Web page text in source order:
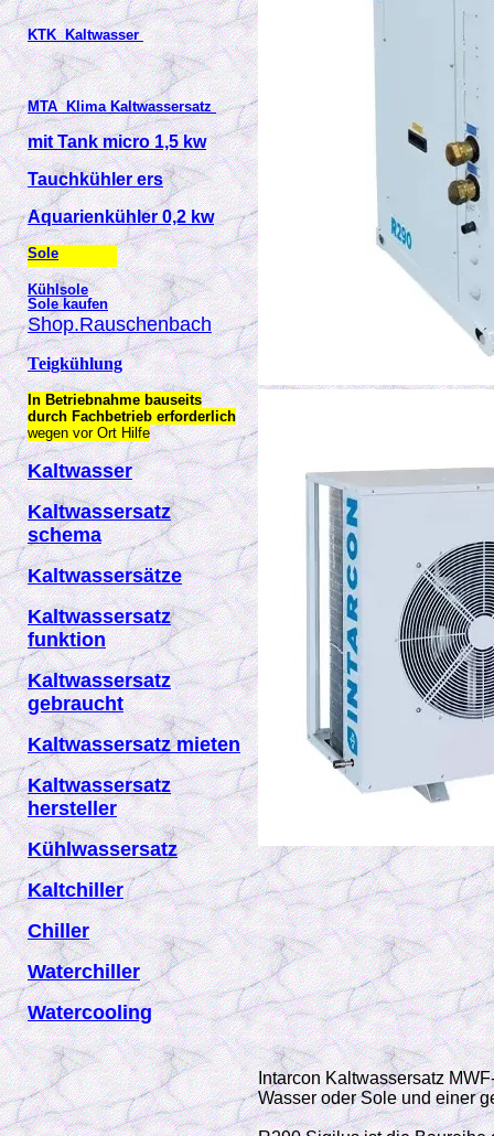
KTK Kaltwasser
MTA Klima Kaltwassersatz
mit Tank micro 1,5 kw
Tauchkühler ers
Aquarienkühler 0,2 kw
Sole
Kühlsole
Sole kaufen
Shop.Rauschenbach
Teigkühlung
In Betriebnahme bauseits
durch Fachbetrieb erforderlich
wegen vor Ort Hilfe
Kaltwasser
Kaltwassersatz
schema
Kaltwassersätze
Kaltwassersatz
funktion
Kaltwassersatz
gebraucht
Kaltwassersatz mieten
Kaltwassersatz
hersteller
Kühlwassersatz
Kaltchiller
Chiller
Waterchiller
Watercooling
Intarcon Kaltwassersatz
Wasser oder Sole und einer